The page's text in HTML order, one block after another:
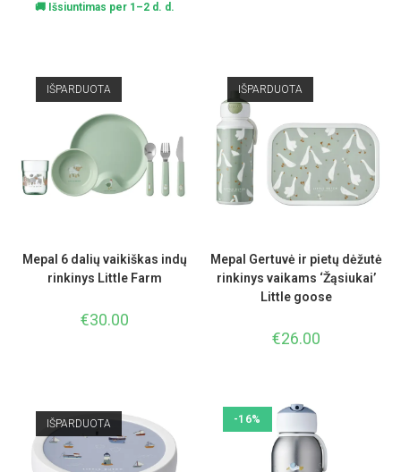
🚚 Išsiuntimas per 1–2 d. d.
IŠPARDUOTA
Mepal 6 dalių vaikiškas indų
rinkinys Little Farm
€30.00
IŠPARDUOTA
Mepal Gertuvė ir pietų dėžutė
rinkinys vaikams ‘Žąsiukai’
Little goose
€26.00
IŠPARDUOTA -16%